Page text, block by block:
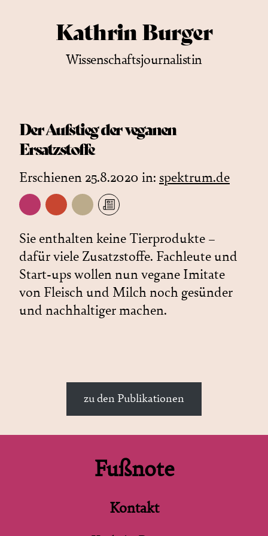
Kathrin Burger
Wissenschaftsjournalistin
Der Aufstieg der veganen
Ersatzstoffe
Erschienen 25.8.2020 in: spektrum.de
Sie enthalten keine Tierprodukte –
dafür viele Zusatzstoffe. Fachleute und
Start-ups wollen nun vegane Imitate
von Fleisch und Milch noch gesünder
und nachhaltiger machen.
zu den Publikationen
Fußnote
Kontakt